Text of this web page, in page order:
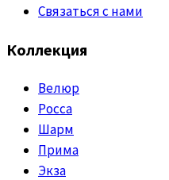
Связаться с нами
Коллекция
Велюр
Росса
Шарм
Прима
Экза